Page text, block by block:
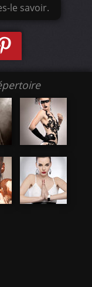
le savoir.